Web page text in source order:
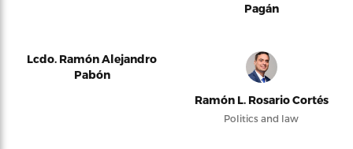
Pagán
Lcdo. Ramón Alejandro
Pabón
Ramón L. Rosario Cortés
Politics and law